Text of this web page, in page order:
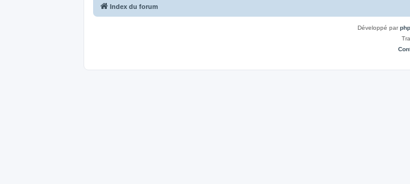
Index du forum
Développé par